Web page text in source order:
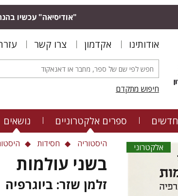
"אודיסיאה" עכשיו
אודותינו אקדמון צרו קשר
חיפוש מתקדם
חדשים ספרים אלקטרוניים נושאים
אלקטרוני היסטוריה חסידות
בשני עולמות
זלמן שזר: ביוגרפיה